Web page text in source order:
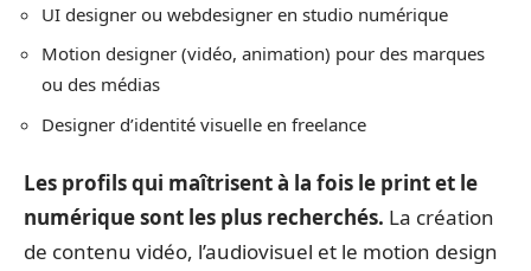
UI designer ou webdesigner en studio numérique
Motion designer (vidéo, animation) pour des marques
ou des médias
Designer d’identité visuelle en freelance
Les profils qui maîtrisent à la fois le print et le
numérique sont les plus recherchés. La création
de contenu vidéo, l’audiovisuel et le motion design